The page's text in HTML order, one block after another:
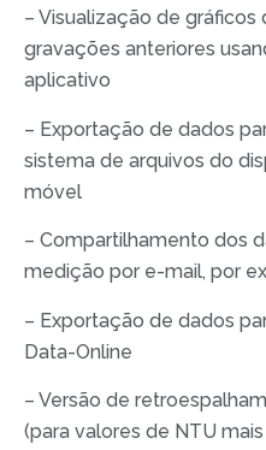
– Visualização de gráficos
gravações anteriores
aplicativo
– Exportação de dados
sistema de arquivos do
móvel
– Compartilhamento dos
medição por e-mail, por
– Exportação de dados
Data-Online
– Versão de
(para valores de NTU